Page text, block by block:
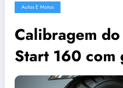
Autos E Motos
Calibragem
Start 160 com